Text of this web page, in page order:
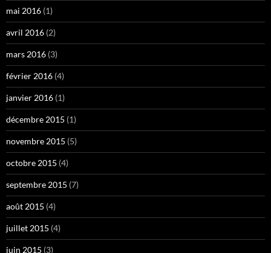
mai 2016 (1)
avril 2016 (2)
mars 2016 (3)
février 2016 (4)
janvier 2016 (1)
décembre 2015 (1)
novembre 2015 (5)
octobre 2015 (4)
septembre 2015 (7)
août 2015 (4)
juillet 2015 (4)
juin 2015 (3)